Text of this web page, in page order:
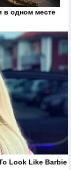
в одном месте
Look Like Barbie